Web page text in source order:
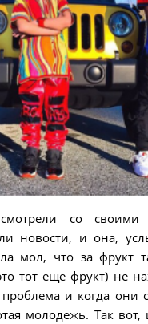
со своими
новости, и она,
мол, что за фрукт
тот еще фрукт) не
и когда они
молодежь. Так